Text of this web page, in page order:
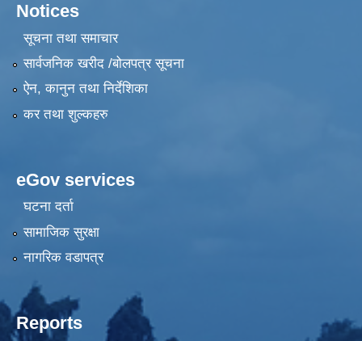
Notices
सूचना तथा समाचार
सार्वजनिक खरीद /बोलपत्र सूचना
ऐन, कानुन तथा निर्देशिका
कर तथा शुल्कहरु
eGov services
घटना दर्ता
सामाजिक सुरक्षा
नागरिक वडापत्र
Reports